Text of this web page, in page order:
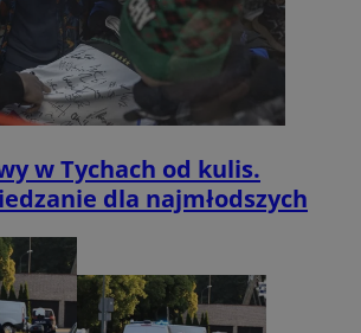
w Tychach od kulis.
dla najmłodszych